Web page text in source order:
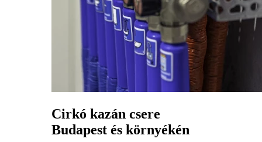
Cirkó kazán csere
Budapest és környékén